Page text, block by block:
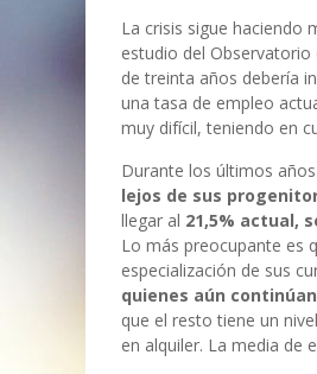
La crisis sigue haciendo
estudio del Observatorio
de treinta años debería
una tasa de empleo
muy difícil, teniendo en
Durante los últimos
lejos de sus
llegar al 21,5% actual,
Lo más preocupante es
especialización de sus
quienes aún
que el resto tiene un
en alquiler. La media de